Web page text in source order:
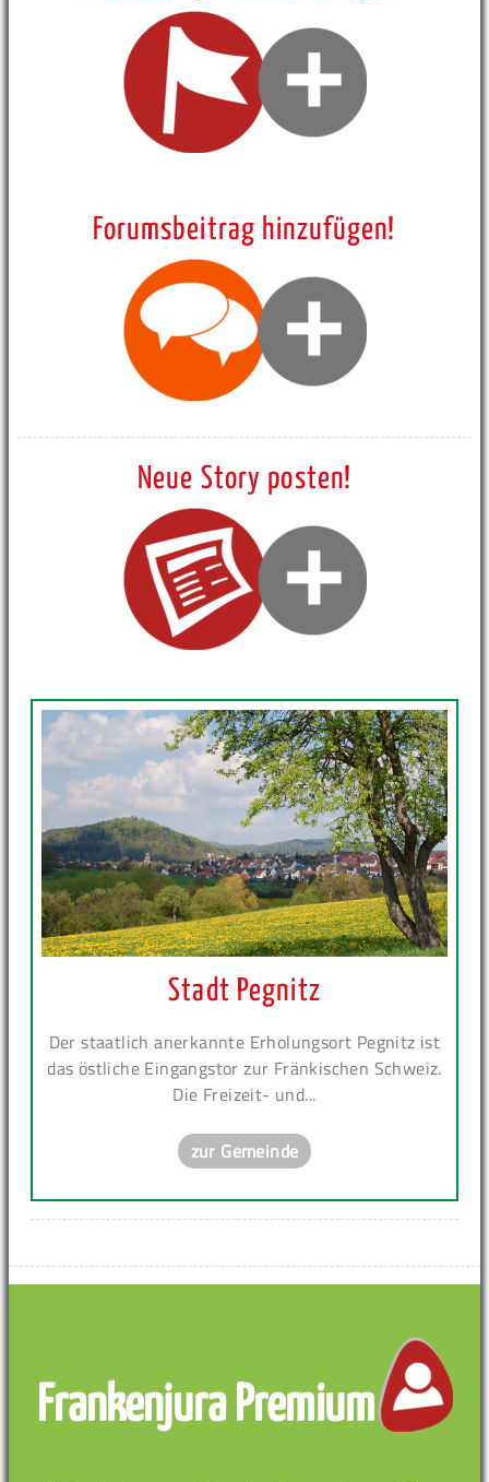
Forumsbeitrag hinzufügen!
Neue Story posten!
Stadt Pegnitz
Der staatlich anerkannte Erholungsort Pegnitz ist
das östliche Eingangstor zur Fränkischen Schweiz.
Die Freizeit- und...
zur Gemeinde
Frankenjura Premium